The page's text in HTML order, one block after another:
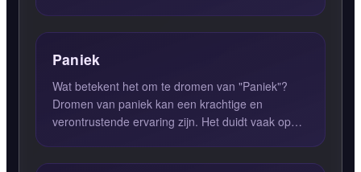
Paniek
Wat betekent het om te dromen van "Paniek"?
Dromen van paniek kan een krachtige en
verontrustende ervaring zijn. Het duidt vaak op